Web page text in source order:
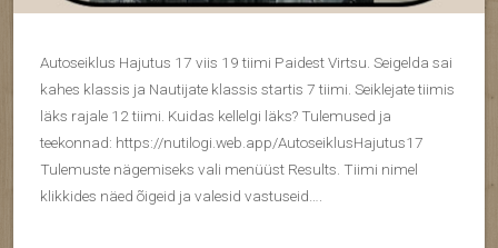
Autoseiklus Hajutus 17 viis 19 tiimi Paidest Virtsu. Seigelda sai
kahes klassis ja Nautijate klassis startis 7 tiimi. Seiklejate tiimis
läks rajale 12 tiimi. Kuidas kellelgi läks? Tulemused ja
teekonnad: https://nutilogi.web.app/AutoseiklusHajutus17
Tulemuste nägemiseks vali menüüst Results. Tiimi nimel
klikkides näed õigeid ja valesid vastuseid….